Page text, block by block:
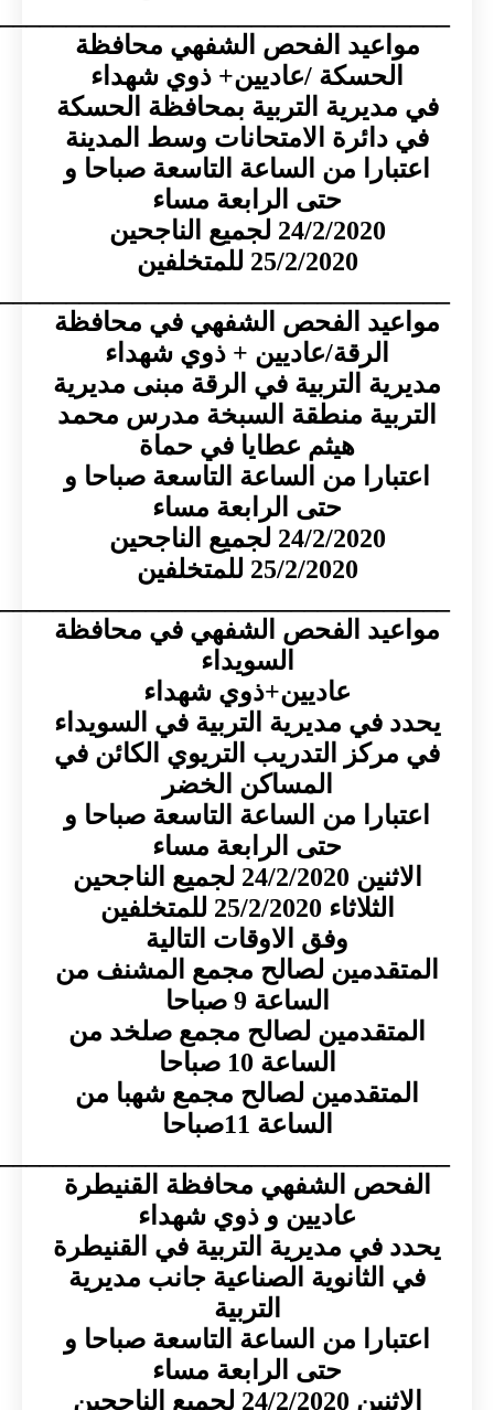
الفحص الشفهي محافظة
/عاديين+ ذوي شهداء
التربية بمحافظة الحسكة
الامتحانات وسط المدينة
من الساعة التاسعة صباحا و
حتى الرابعة مساء
24/2/2020 لجميع الناجحين
25/2/2020 للمتخلفين
الفحص الشفهي في محافظة
الرقة/عاديين + ذوي شهداء
التربية في الرقة مبنى مديرية
منطقة السبخة مدرس محمد
هيثم عطايا في حماة
من الساعة التاسعة صباحا و
حتى الرابعة مساء
24/2/2020 لجميع الناجحين
25/2/2020 للمتخلفين
الفحص الشفهي في محافظة
عاديين+ذوي شهداء
في مديرية التربية في السويداء
التدريب التريوي الكائن في
المساكن الخضر
من الساعة التاسعة صباحا و
حتى الرابعة مساء
وفق الاوقات التالية
لصالح مجمع المشنف من
لصالح مجمع صلخد من
لصالح مجمع شهبا من
الشفهي محافظة القنيطرة
عاديين و ذوي شهداء
في مديرية التربية في القنيطرة
الثانوية الصناعية جانب مديرية
من الساعة التاسعة صباحا و
حتى الرابعة مساء